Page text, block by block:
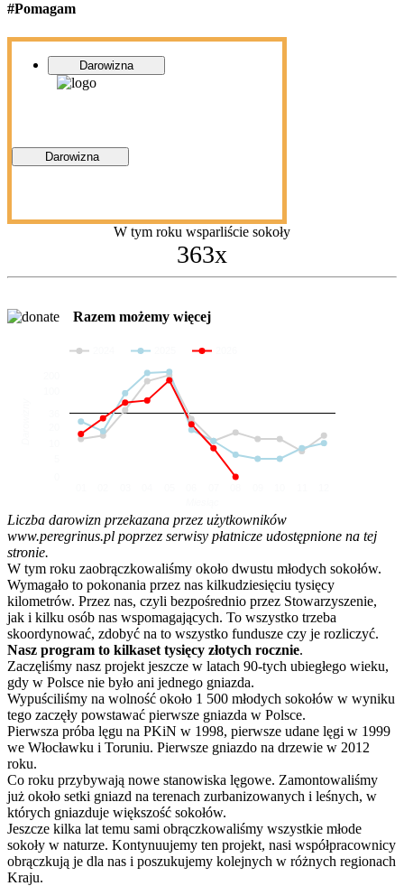
#Pomagam
Darowizna
Darowizna
W tym roku wsparliście sokoły
363x
Razem możemy więcej
Liczba darowizn przekazana przez użytkowników
www.peregrinus.pl poprzez serwisy płatnicze udostępnione na tej
stronie.
W tym roku zaobrączkowaliśmy około dwustu młodych sokołów.
Wymagało to pokonania przez nas kilkudziesięciu tysięcy
kilometrów. Przez nas, czyli bezpośrednio przez Stowarzyszenie,
jak i kilku osób nas wspomagających. To wszystko trzeba
skoordynować, zdobyć na to wszystko fundusze czy je rozliczyć.
Nasz program to kilkaset tysięcy złotych rocznie.
Zaczęliśmy nasz projekt jeszcze w latach 90-tych ubiegłego wieku,
gdy w Polsce nie było ani jednego gniazda.
Wypuściliśmy na wolność około 1 500 młodych sokołów w wyniku
tego zaczęły powstawać pierwsze gniazda w Polsce.
Pierwsza próba lęgu na PKiN w 1998, pierwsze udane lęgi w 1999
we Włocławku i Toruniu. Pierwsze gniazdo na drzewie w 2012
roku.
Co roku przybywają nowe stanowiska lęgowe. Zamontowaliśmy
już około setki gniazd na terenach zurbanizowanych i leśnych, w
których gniazduje większość sokołów.
Jeszcze kilka lat temu sami obrączkowaliśmy wszystkie młode
sokoły w naturze. Kontynuujemy ten projekt, nasi współpracownicy
obrączkują je dla nas i poszukujemy kolejnych w różnych regionach
Kraju.